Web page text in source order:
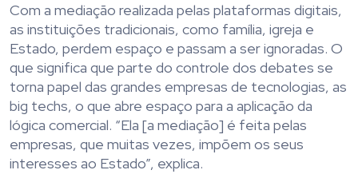
Com a mediação realizada pelas plataformas digitais,
as instituições tradicionais, como família, igreja e
Estado, perdem espaço e passam a ser ignoradas. O
que significa que parte do controle dos debates se
torna papel das grandes empresas de tecnologias, as
big techs, o que abre espaço para a aplicação da
lógica comercial. “Ela [a mediação] é feita pelas
empresas, que muitas vezes, impõem os seus
interesses ao Estado”, explica.